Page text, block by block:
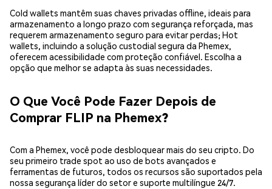
Cold wallets mantêm suas chaves privadas offline, ideais para
armazenamento a longo prazo com segurança reforçada, mas
requerem armazenamento seguro para evitar perdas; Hot
wallets, incluindo a solução custodial segura da Phemex,
oferecem acessibilidade com proteção confiável. Escolha a
opção que melhor se adapta às suas necessidades.
O Que Você Pode Fazer Depois de
Comprar FLIP na Phemex?
Com a Phemex, você pode desbloquear mais do seu cripto. Do
seu primeiro trade spot ao uso de bots avançados e
ferramentas de futuros, todos os recursos são suportados pela
nossa segurança líder do setor e suporte multilíngue 24/7.